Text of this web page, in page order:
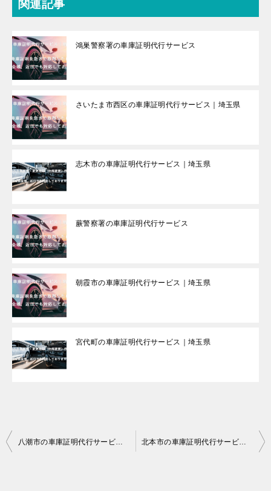
関連記事
鴻巣警察署の車庫証明代行サービス
さいたま市西区の車庫証明代行サービス｜埼玉県
志木市の車庫証明代行サービス｜埼玉県
蕨警察署の車庫証明代行サービス
朝霞市の車庫証明代行サービス｜埼玉県
宮代町の車庫証明代行サービス｜埼玉県
投
八潮市の車庫証明代行サービス｜埼玉県 北本市の車庫証明代行サービス｜埼玉県